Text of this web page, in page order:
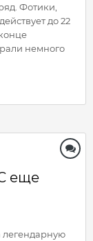
Фотики,
до 22
немного
еще
легендарную